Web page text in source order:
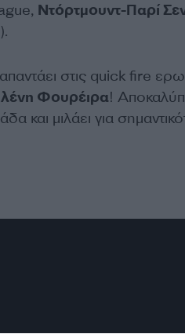
Ντόρτμουντ-Παρί
στις quick fire
Φουρέιρα!
και μιλάει για